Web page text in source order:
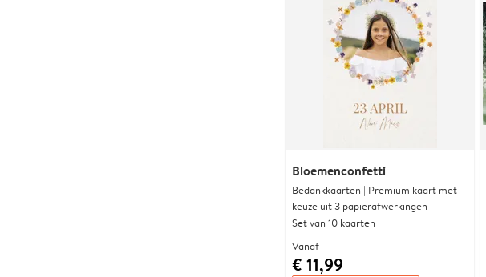
Bloemenconfetti
Bedankkaarten | Premium kaart met
keuze uit 3 papierafwerkingen
Set van 10 kaarten
Vanaf
€ 11,99